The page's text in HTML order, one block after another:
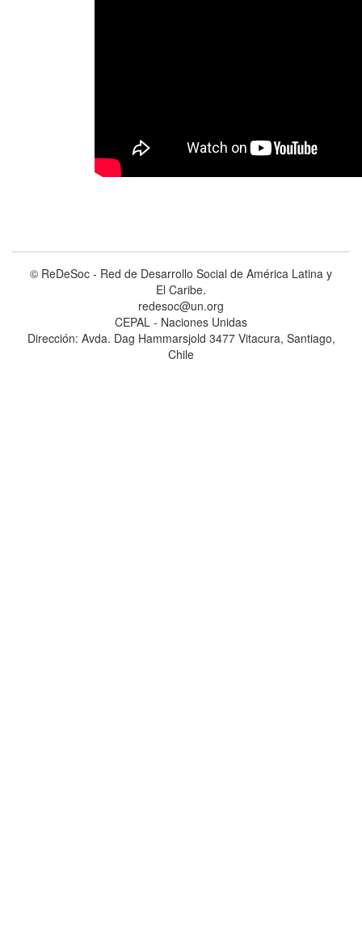
© ReDeSoc - Red de Desarrollo Social de América Latina y
El Caribe.
redesoc@un.org
CEPAL - Naciones Unidas
Dirección: Avda. Dag Hammarsjold 3477 Vitacura, Santiago,
Chile